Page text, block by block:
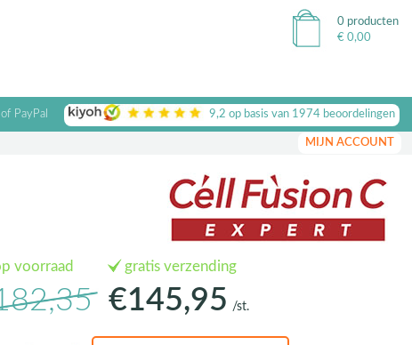
0 producten
€ 0,00
PayPal 9,2 op basis van 1974beoordelingen
MIJN ACCOUNT
voorraad gratis verzending
€145,95 /st.